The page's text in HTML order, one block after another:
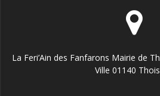
La Feri’Ain des Fanfarons Mairie de
Ville 01140